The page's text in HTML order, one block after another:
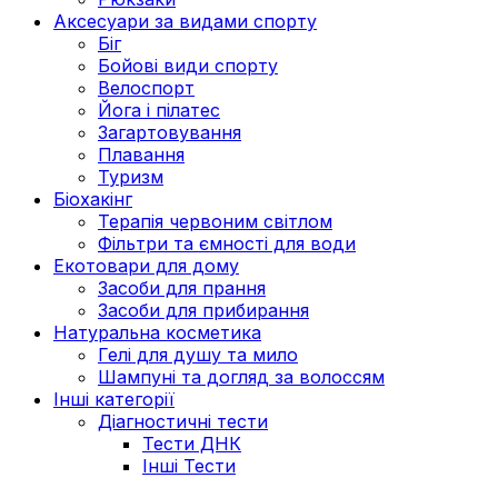
Аксесуари за видами спорту
Біг
Бойові види спорту
Велоспорт
Йога і пілатес
Загартовування
Плавання
Туризм
Біохакінг
Терапія червоним світлом
Фільтри та ємності для води
Екотовари для дому
Засоби для прання
Засоби для прибирання
Натуральна косметика
Гелі для душу та мило
Шампуні та догляд за волоссям
Інші категорії
Діагностичні тести
Тести ДНК
Інші Тести